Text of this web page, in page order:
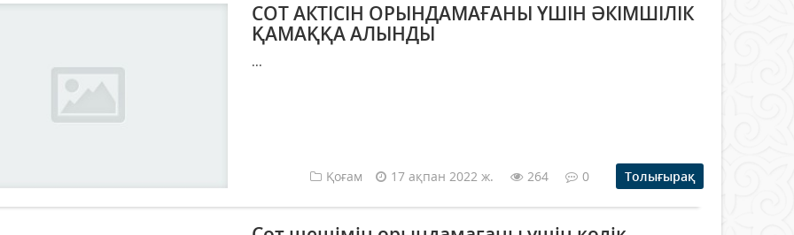
СОТ АКТІСІН ОРЫНДАМАҒАНЫ ҮШІН ӘКІМШІЛІК
ҚАМАҚҚА АЛЫНДЫ
...
Қоғам 17 ақпан 2022 ж. 264 0 Толығырақ